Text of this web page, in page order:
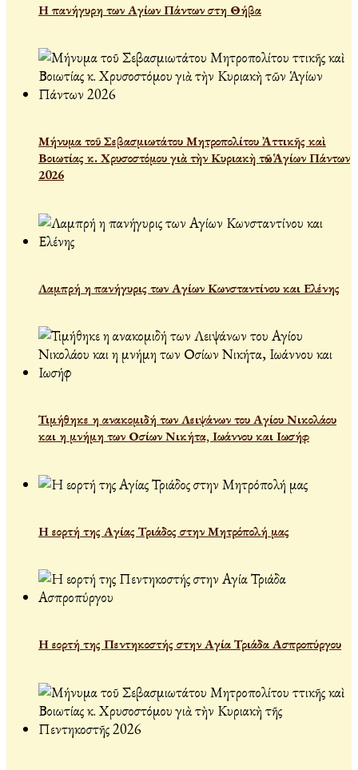
Η πανήγυρη των Αγίων Πάντων στη Θήβα
Μήνυμα τοῦ Σεβασμιωτάτου Μητροπολίτου Ἀττικῆς καὶ
Βοιωτίας κ. Χρυσοστόμου γιὰ τὴν Κυριακὴ τῶν Ἁγίων Πάντων
2026
Λαμπρή η πανήγυρις των Αγίων Κωνσταντίνου και Ελένης
Τιμήθηκε η ανακομιδή των Λειψάνων του Αγίου Νικολάου
και η μνήμη των Οσίων Νικήτα, Ιωάννου και Ιωσήφ
Η εορτή της Αγίας Τριάδος στην Μητρόπολή μας
Η εορτή της Πεντηκοστής στην Αγία Τριάδα Ασπροπύργου